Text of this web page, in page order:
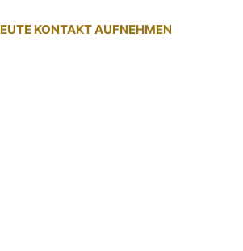
KONTAKT AUFNEHMEN